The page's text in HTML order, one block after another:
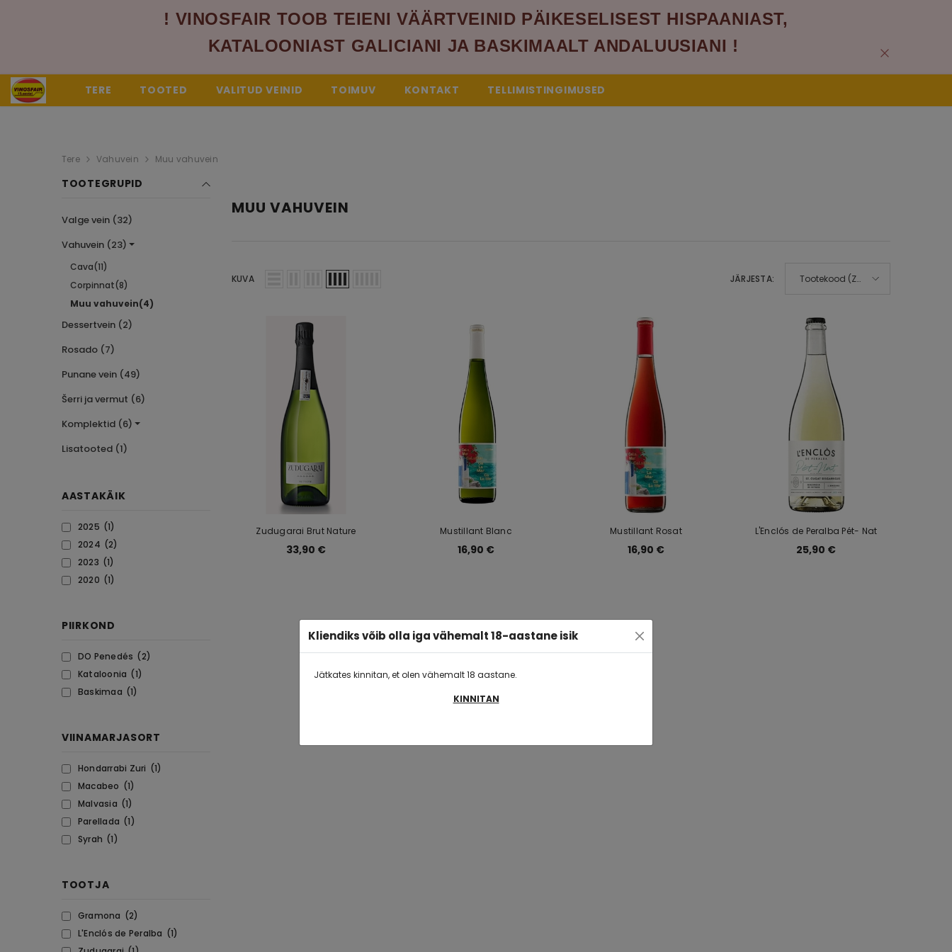
! VINOSFAIR TOOB TEIENI VÄÄRTVEINID PÄIKESELISEST HISPAANIAST,
KATALOONIAST GALICIANI JA BASKIMAALT ANDALUUSIANI !
NB! SISSELOGINUD KLIENDILE AVANEB PAREM VALIK KENAMATE HINDADEGA.
TERE TOOTED VALITUD VEINID TOIMUV KONTAKT TELLIMISTINGIMUSED
Tere Vahuvein Muu vahuvein
TOOTEGRUPID
Valge vein (32)
Vahuvein (23)
Cava(11)
Corpinnat(8)
Muu vahuvein(4)
Dessertvein (2)
Rosado (7)
Punane vein (49)
Šerri ja vermut (6)
Komplektid (6)
Lisatooted (1)
AASTAKÄIK
(1)
2025
(2)
2024
(1)
2023
(1)
2020
PIIRKOND
(2)
DO Penedés
(1)
Kataloonia
(1)
Baskimaa
VIINAMARJASORT
(1)
Hondarrabi Zuri
(1)
Macabeo
(1)
Malvasia
(1)
Parellada
(1)
Syrah
TOOTJA
(2)
Gramona
(1)
L'Enclós de Peralba
MUU VAHUVEIN
KUVA JÄRJESTA:
Tootekood (Z-
Zudugarai Brut Nature
33,90 €
Mustillant Blanc
16,90 €
Mustillant Rosat
16,90 €
L'Enclós de Peralba Pét- Nat
25,90 €
Kliendiks võib olla iga vähemalt 18-aastane isik
Jätkates kinnitan, et olen vähemalt 18 aastane.
KINNITAN